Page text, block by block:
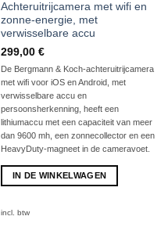
Achteruitrijcamera met wifi en
zonne-energie, met
verwisselbare accu
299,00 €
De Bergmann & Koch-achteruitrijcamera
met wifi voor iOS en Android, met
verwisselbare accu en
persoonsherkenning, heeft een
lithiumaccu met een capaciteit van meer
dan 9600 mh, een zonnecollector en een
HeavyDuty-magneet in de cameravoet.
IN DE WINKELWAGEN
incl. btw